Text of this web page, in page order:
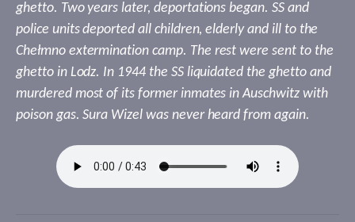
ghetto. Two years later, deportations began. SS and
police units deported all children, elderly and ill to the
Chełmno extermination camp. The rest were sent to the
ghetto in Lodz. In 1944 the SS liquidated the ghetto and
murdered most of its former inmates in Auschwitz with
poison gas. Sura Wizel was never heard from again.